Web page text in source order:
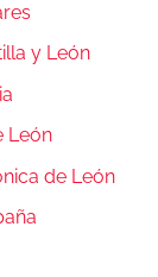
y León
León
de León